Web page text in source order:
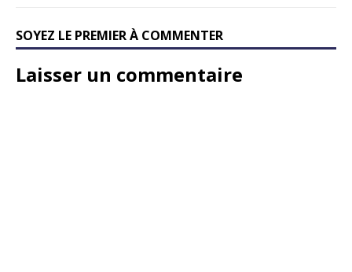
SOYEZ LE PREMIER À COMMENTER
Laisser un commentaire